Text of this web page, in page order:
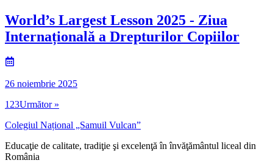
World’s Largest Lesson 2025 - Ziua
Internațională a Drepturilor Copiilor
26 noiembrie 2025
123Următor »
Colegiul Național „Samuil Vulcan”
Educaţie de calitate, tradiţie şi excelenţă în învăţământul liceal din
România